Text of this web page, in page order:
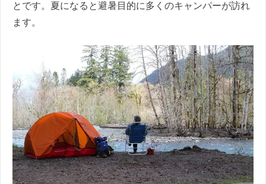
とです。夏になると避暑目的に多くのキャンパーが訪れ
ます。